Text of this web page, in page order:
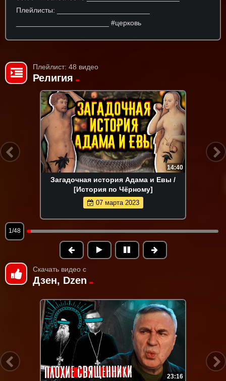
Плейлисты: _______________________
_______________________ #церковь
Плейлист: 48 видео
Религия
14:40
Загадочная история Адама и Евы /
[История по Чёрному]
07 марта 2023
1/48
Скачать видео с
Дзен, Dzen
23:16